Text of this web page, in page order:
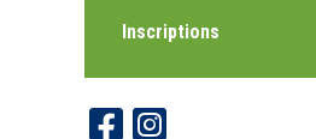
Inscriptions